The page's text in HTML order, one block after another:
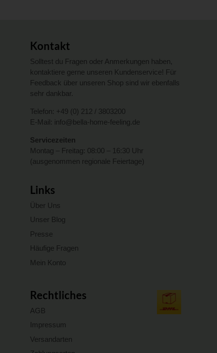
Kontakt
Solltest du Fragen oder Anmerkungen haben,
kontaktiere gerne unseren Kundenservice! Für
Feedback über unseren Shop sind wir ebenfalls
sehr dankbar.
Telefon: +49 (0) 212 / 3803200
E-Mail: info@bella-home-feeling.de
Servicezeiten
Montag – Freitag: 08:00 – 16:30 Uhr
(ausgenommen regionale Feiertage)
Links
Über Uns
Unser Blog
Presse
Häufige Fragen
Mein Konto
Rechtliches
AGB
Impressum
Versandarten